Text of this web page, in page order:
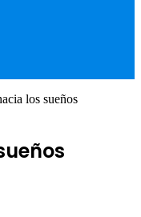
los sueños